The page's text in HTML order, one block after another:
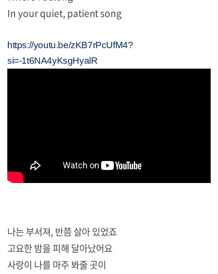
In your quiet, patient song
https://youtu.be/zKB7rPcUfM4?
si=-1t6NA4yKsgHyalR
나는 부서져, 반쯤 살아 있었죠
고요한 밤을 피해 달아났어요
사랑이 나를 마주 봐줄 곳이